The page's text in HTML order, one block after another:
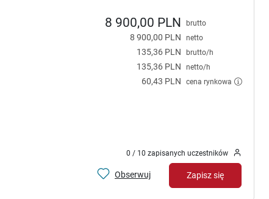
8 900,00 PLN brutto
8 900,00 PLN netto
135,36 PLN brutto/h
135,36 PLN netto/h
60,43 PLN cena rynkowa
0 / 10 zapisanych uczestników
Obserwuj Zapisz się